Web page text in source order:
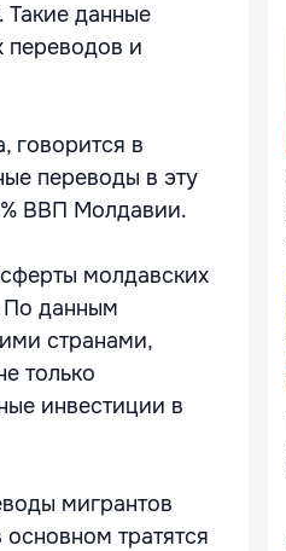
Такие данные
переводов и
говорится в
переводы в эту
ВВП Молдавии.
молдавских
По данным
странами,
только
инвестиции в
мигрантов
тратятся